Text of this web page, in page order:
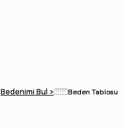
Bedenimi Bul > Beden Tablosu
Bedenimi Bul > Beden Tablosu